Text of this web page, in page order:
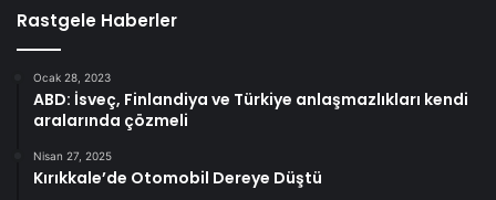
Rastgele Haberler
Ocak 28, 2023
ABD: İsveç, Finlandiya ve Türkiye anlaşmazlıkları kendi
aralarında çözmeli
Nisan 27, 2025
Kırıkkale’de Otomobil Dereye Düştü